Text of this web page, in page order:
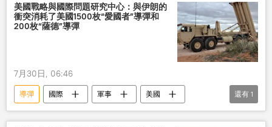
美國戰略與國際問題研究中心：與伊朗的
衝突消耗了美國1500枚“愛國者”導彈和
200枚“薩德”導彈
7月30日, 06:46
導彈 國際 軍事
美國
伊朗
還有 1